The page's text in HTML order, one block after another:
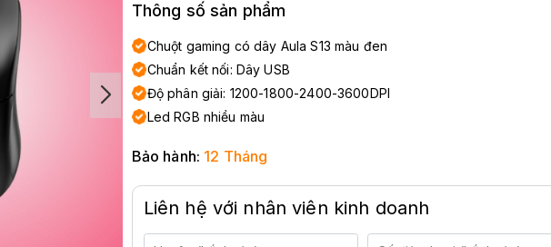
Thông số sản phẩm
Chuột gaming có dây Aula S13 màu đen
Chuẩn kết nối: Dây USB
Độ phân giải: 1200-1800-2400-3600DPI
Led RGB nhiều màu
Bảo hành: 12 Tháng
Liên hệ với nhân viên kinh doanh